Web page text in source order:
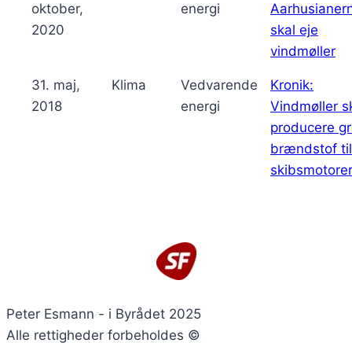
oktober,
2020
energi
skal eje
vindmøller
31. maj,
2018
Klima
Vedvarende
energi
Kronik:
Vindmøller
producere
brændstof til
skibsmotorer
Peter Esmann - i Byrådet 2025
Alle rettigheder forbeholdes ©